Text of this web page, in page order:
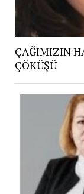
ÇAĞIMIZIN
ÇÖKÜŞÜ